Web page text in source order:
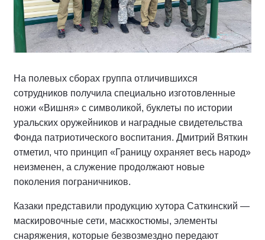
На полевых сборах группа отличившихся
сотрудников получила специально изготовленные
ножи «Вишня» с символикой, буклеты по истории
уральских оружейников и наградные свидетельства
Фонда патриотического воспитания. Дмитрий Вяткин
отметил, что принцип «Границу охраняет весь народ»
неизменен, а служение продолжают новые
поколения пограничников.
Казаки представили продукцию хутора Саткинский —
маскировочные сети, масккостюмы, элементы
снаряжения, которые безвозмездно передают